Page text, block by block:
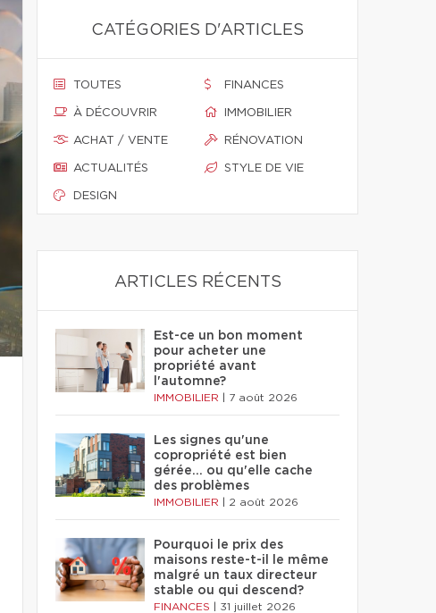
CATÉGORIES D'ARTICLES
TOUTES
À DÉCOUVRIR
ACHAT / VENTE
ACTUALITÉS
DESIGN
FINANCES
IMMOBILIER
RÉNOVATION
STYLE DE VIE
ARTICLES RÉCENTS
Est-ce un bon moment
pour acheter une
propriété avant
l'automne?
IMMOBILIER 7 août 2026
Les signes qu'une
copropriété est bien
gérée… ou qu'elle cache
des problèmes
IMMOBILIER 2 août 2026
Pourquoi le prix des
maisons reste-t-il le même
malgré un taux directeur
stable ou qui descend?
FINANCES 31 juillet 2026